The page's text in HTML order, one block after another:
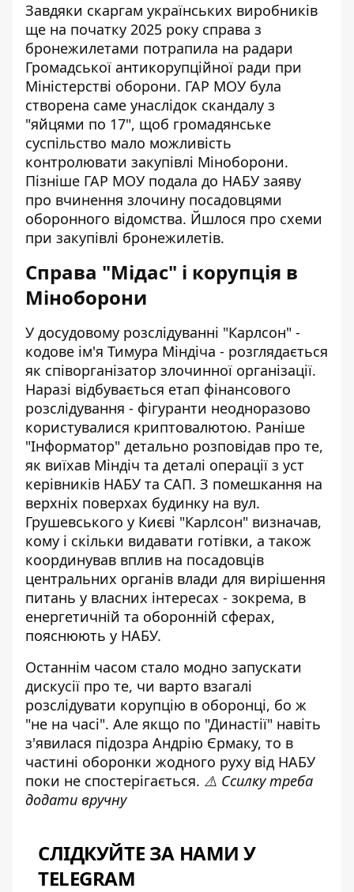
Завдяки скаргам українських виробників
ще на початку 2025 року справа з
бронежилетами потрапила на радари
Громадської антикорупційної ради при
Міністерстві оборони. ГАР МОУ була
створена саме унаслідок скандалу з
"яйцями по 17", щоб громадянське
суспільство мало можливість
контролювати закупівлі Міноборони.
Пізніше ГАР МОУ подала до НАБУ заяву
про вчинення злочину посадовцями
оборонного відомства. Йшлося про схеми
при закупівлі бронежилетів.
Справа "Мідас" і корупція в
Міноборони
У досудовому розслідуванні "Карлсон" -
кодове ім'я Тимура Міндіча - розглядається
як співорганізатор злочинної організації.
Наразі відбувається етап фінансового
розслідування - фігуранти неодноразово
користувалися криптовалютою. Раніше
"Інформатор" детально розповідав про те,
як виїхав Міндіч та деталі операції з уст
керівників НАБУ та САП. З помешкання на
верхніх поверхах будинку на вул.
Грушевського у Києві "Карлсон" визначав,
кому і скільки видавати готівки, а також
координував вплив на посадовців
центральних органів влади для вирішення
питань у власних інтересах - зокрема, в
енергетичній та оборонній сферах,
пояснюють у НАБУ.
Останнім часом стало модно запускати
дискусії про те, чи варто взагалі
розслідувати корупцію в оборонці, бо ж
"не на часі". Але якщо по "Династії" навіть
з'явилася підозра Андрію Єрмаку, то в
частині оборонки жодного руху від НАБУ
поки не спостерігається. ⚠️ Ссилку треба
додати вручну
СЛІДКУЙТЕ ЗА НАМИ У
TELEGRAM